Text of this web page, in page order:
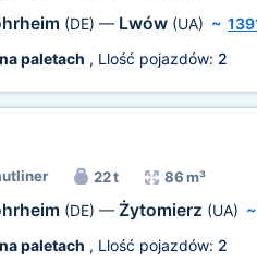
(DE) — Lwów (UA) ~
paletach , Llość pojazdów: 2
22 t 86 m³
(DE) — Żytomierz (UA)
paletach , Llość pojazdów: 2